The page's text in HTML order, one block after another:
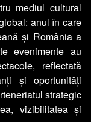
mediul cultural
anul în care
și România a
evenimente au
reflectată
și oportunități
strategic
vizibilitatea și